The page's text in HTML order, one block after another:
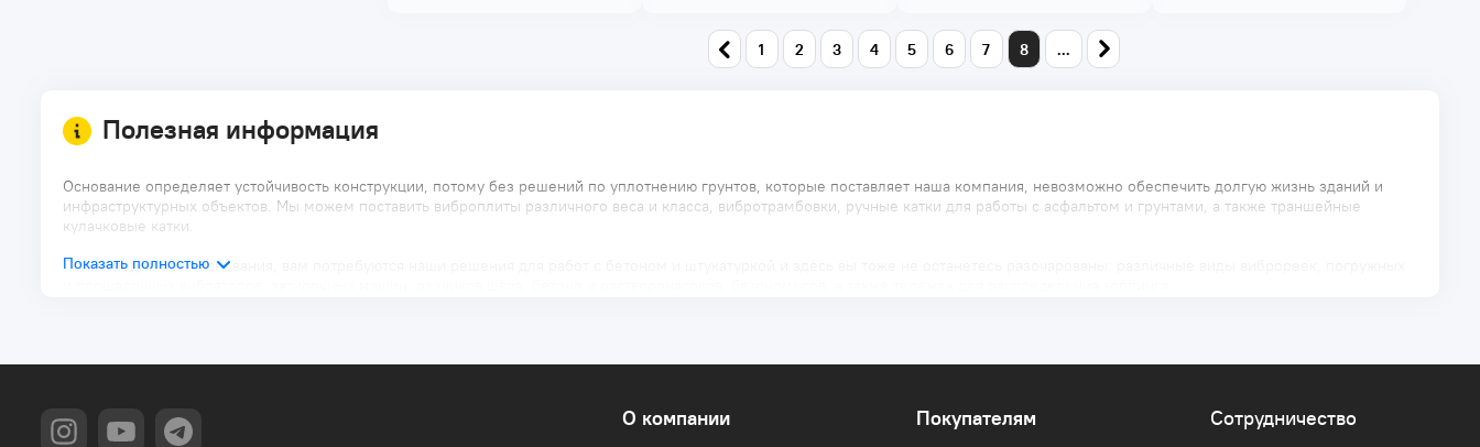
1 2 3 4 5 6 7 8 ...
Полезная информация
Основание определяет устойчивость конструкции, потому без решений по уплотнению грунтов, которые поставляет наша компания, невозможно обеспечить долгую жизнь зданий и
инфраструктурных объектов. Мы можем поставить виброплиты различного веса и класса, вибротрамбовки, ручные катки для работы с асфальтом и грунтами, а также траншейные
кулачковые катки.
После подготовки основания, вам потребуются наши решения для работ с бетоном и штукатуркой и здесь вы тоже не останетесь разочарованы: различные виды виброреек, погружных
О компании Покупателям Сотрудничество